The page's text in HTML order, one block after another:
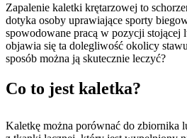
Zapalenie kaletki krętarzowej to
dotyka osoby uprawiające sporty
spowodowane pracą w pozycji stojącej
objawia się ta dolegliwość okolicy
sposób można ją skutecznie leczyć?
Co to jest kaletka?
Kaletkę można porównać do zbiornika